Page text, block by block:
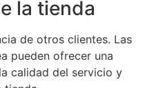
la tienda
de otros clientes. Las
pueden ofrecer una
calidad del servicio y